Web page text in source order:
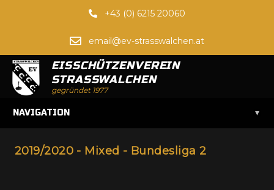
+43 (0) 6215 20060
email@ev-strasswalchen.at
EISSCHÜTZENVEREIN
STRASSWALCHEN
gegründet 1977
NAVIGATION ▾
2019/2020 - Mixed - Bundesliga 2